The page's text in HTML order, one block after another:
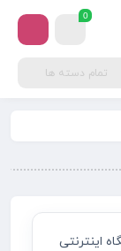
0
تمام دسته ها
اینترنتی